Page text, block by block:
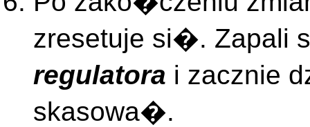
zresetuje si�. Zapali
regulatora i zacznie
skasowa�.